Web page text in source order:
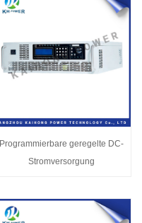
Programmierbare geregelte DC-
Stromversorgung